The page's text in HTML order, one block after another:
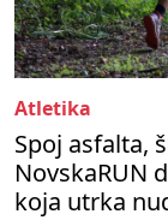
Atletika
Spoj asfalta,
NovskaRUN
koja utrka